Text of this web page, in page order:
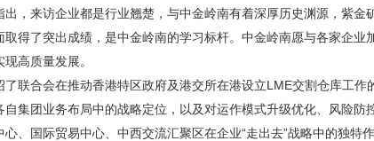
，来访企业都是行业翘楚，与中金岭南有着深厚历史渊源，紫金
得了突出成绩，是中金岭南的学习标杆。中金岭南愿与各家企业
高质量发展。
联合会在推动香港特区政府及港交所在港设立LME交割仓库工作
集团业务布局中的战略定位，以及对运作模式升级优化、风险防
、国际贸易中心、中西交流汇聚区在企业“走出去”战略中的独特